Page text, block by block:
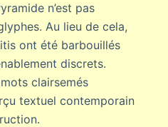
n’est pas
Au lieu de cela,
ont été barbouillés
discrets.
clairsemés
textuel contemporain